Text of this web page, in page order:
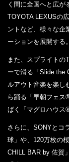
く間に全国へと広が
TOYOTA LEXUSの
ントなど、様々な企
ーションを展開する。
また、スプライトの
ーで滑る「Slide the
ルアウト音楽を楽し
ら踊る「早朝フェス
ばく「マグロハウス
さらに、SONYとコ
球」や、120万枚の
CHILL BAR by 佐賀